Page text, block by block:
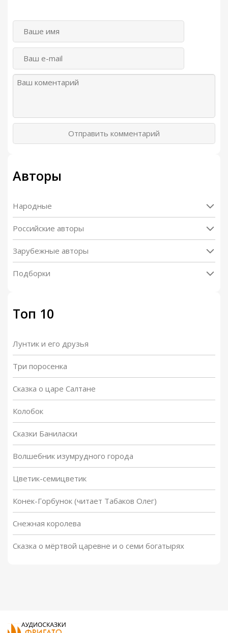
Отправить комментарий
Авторы
Народные
Российские авторы
Зарубежные авторы
Подборки
Топ 10
Лунтик и его друзья
Три поросенка
Сказка о царе Салтане
Колобок
Сказки Баниласки
Волшебник изумрудного города
Цветик-семицветик
Конек-Горбунок (читает Табаков Олег)
Снежная королева
Сказка о мёртвой царевне и о семи богатырях